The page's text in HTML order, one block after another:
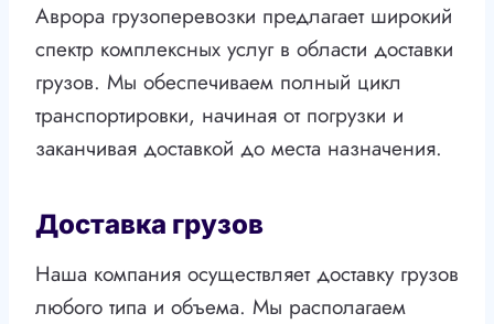
Аврора грузоперевозки предлагает широкий
спектр комплексных услуг в области доставки
грузов. Мы обеспечиваем полный цикл
транспортировки, начиная от погрузки и
заканчивая доставкой до места назначения.
Доставка грузов
Наша компания осуществляет доставку грузов
любого типа и объема. Мы располагаем